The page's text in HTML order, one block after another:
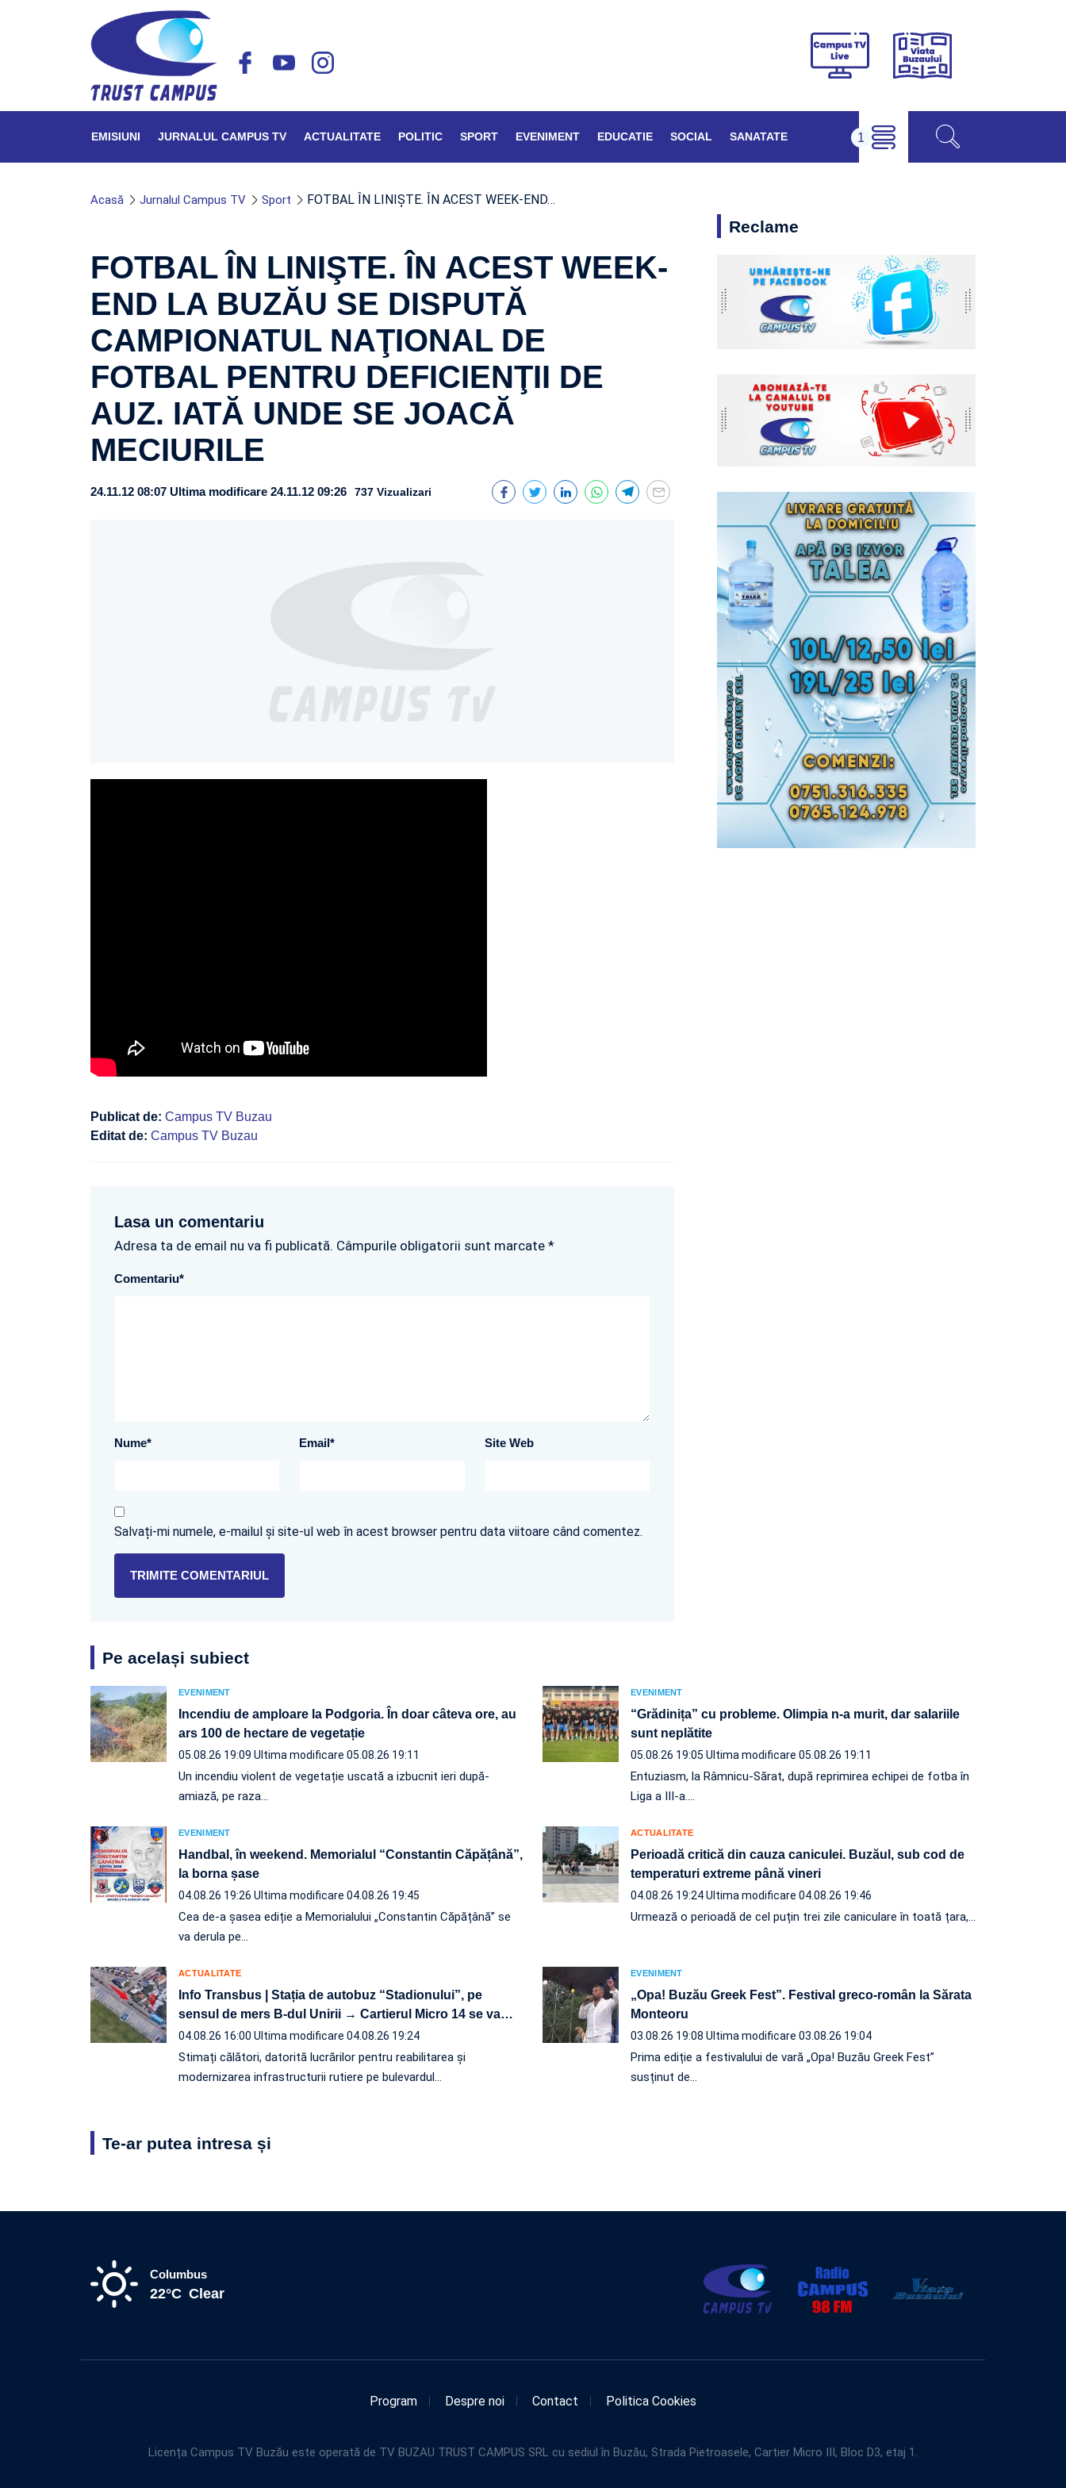
Campus
Viața
EMISIUNI JURNALUL CAMPUS TV ACTUALITATE POLITIC SPORT EVENIMENT EDUCATIE SOCIAL SANATATE
Acasă Jurnalul Campus TV Sport FOTBAL ÎN LINIŞTE. ÎN ACEST WEEK-END…
FOTBAL ÎN LINIŞTE. ÎN ACEST WEEK-
END LA BUZĂU SE DISPUTĂ
CAMPIONATUL NAŢIONAL DE
FOTBAL PENTRU DEFICIENŢII DE
AUZ. IATĂ UNDE SE JOACĂ
MECIURILE
24.11.12 08:07 Ultima modificare 24.11.12 09:26 737 Vizualizari
Publicat de: Campus TV Buzau
Editat de: Campus TV Buzau
Lasa un comentariu
Adresa ta de email nu va fi publicată. Câmpurile obligatorii sunt marcate *
Comentariu*
Nume* Email* Site Web
Salvați-mi numele, e-mailul și site-ul web în acest browser pentru data viitoare când comentez.
Reclame
Pe același subiect
EVENIMENT
Incendiu de amploare la Podgoria. În doar câteva ore, au
ars 100 de hectare de vegetație
05.08.26 19:09 Ultima modificare 05.08.26 19:11
Un incendiu violent de vegetație uscată a izbucnit ieri după-
amiază, pe raza…
EVENIMENT
“Grădinița” cu probleme. Olimpia n-a murit, dar salariile
sunt neplătite
05.08.26 19:05 Ultima modificare 05.08.26 19:11
Entuziasm, la Râmnicu-Sărat, după reprimirea echipei de fotba în
Liga a III-a.…
EVENIMENT
Handbal, în weekend. Memorialul “Constantin Căpățână”,
la borna șase
04.08.26 19:26 Ultima modificare 04.08.26 19:45
Cea de-a șasea ediție a Memorialului „Constantin Căpățână” se
va derula pe…
ACTUALITATE
Perioadă critică din cauza caniculei. Buzăul, sub cod de
temperaturi extreme până vineri
04.08.26 19:24Ultima modificare 04.08.26 19:46
Urmează o perioadă de cel puțin trei zile caniculare în toată țara,…
ACTUALITATE
Info Transbus | Stația de autobuz “Stadionului”, pe
sensul de mers B-dul Unirii → Cartierul Micro 14 se va…
04.08.26 16:00 Ultima modificare 04.08.26 19:24
Stimați călători, datorită lucrărilor pentru reabilitarea și
modernizarea infrastructurii rutiere pe bulevardul…
EVENIMENT
„Opa! Buzău Greek Fest”. Festival greco-român la Sărata
Monteoru
03.08.26 19:08 Ultima modificare 03.08.26 19:04
Prima ediție a festivalului de vară „Opa! Buzău Greek Fest”
susținut de…
Te-ar putea intresa și
Columbus
22°C Clear
Program Despre noi Contact Politica Cookies
Licența Campus TV Buzău este operată de TV BUZAU TRUST CAMPUS SRL cu sediul în Buzău, Strada Pietroasele, Cartier Micro III, Bloc D3, etaj 1.